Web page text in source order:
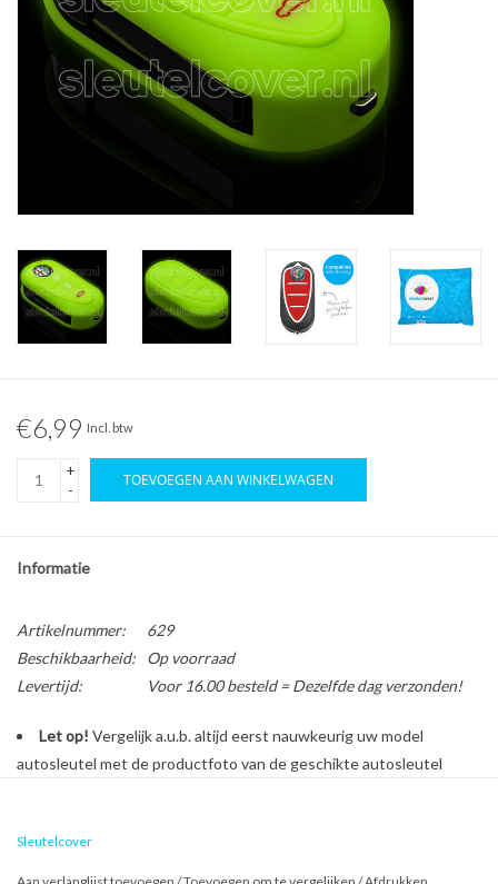
€6,99 Incl. btw
+
-
TOEVOEGEN AAN WINKELWAGEN
Informatie
Artikelnummer:
629
Beschikbaarheid:
Op voorraad
Levertijd:
Voor 16.00 besteld = Dezelfde dag verzonden!
Let op! Vergelijk a.u.b. altijd eerst nauwkeurig uw model
autosleutel met de productfoto van de geschikte autosleutel
Sleutelcover